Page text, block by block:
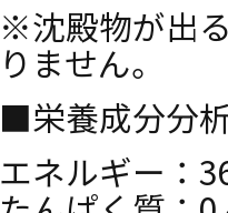
※沈殿物が出
りません。
■栄養成分分
エネルギー：